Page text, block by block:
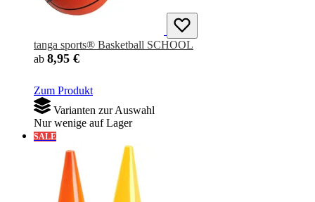
tanga sports® Basketball SCHOOL
ab 8,95 €
Zum Produkt
Varianten zur Auswahl
Nur wenige auf Lager
SALE